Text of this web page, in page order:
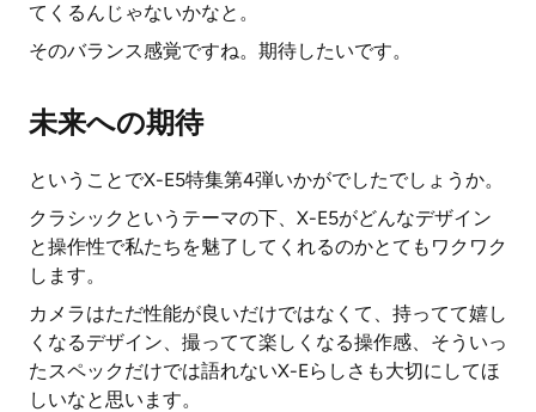
てくるんじゃないかなと。
そのバランス感覚ですね。期待したいです。
未来への期待
ということでX-E5特集第4弾いかがでしたでしょうか。
クラシックというテーマの下、X-E5がどんなデザイン
と操作性で私たちを魅了してくれるのかとてもワクワク
します。
カメラはただ性能が良いだけではなくて、持ってて嬉し
くなるデザイン、撮ってて楽しくなる操作感、そういっ
たスペックだけでは語れないX-Eらしさも大切にしてほ
しいなと思います。